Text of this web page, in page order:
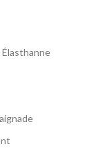
Élasthanne